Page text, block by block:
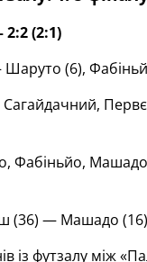
(2:1)
Шаруто (6),
Фабіньйо,
(36) — Машадо
із футзалу між